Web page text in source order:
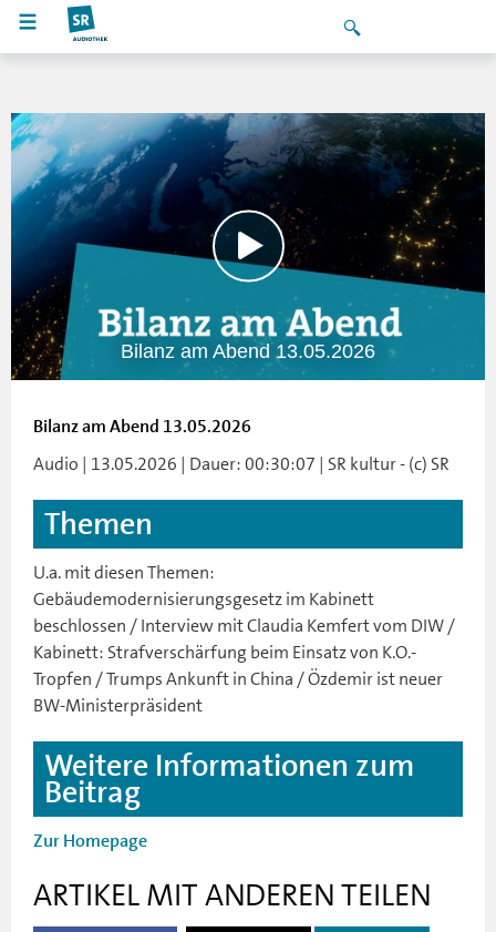
Bilanz am Abend 13.05.2026
Bilanz am Abend 13.05.2026
Audio | 13.05.2026 | Dauer: 00:30:07 | SR kultur - (c) SR
Themen
U.a. mit diesen Themen:
Gebäudemodernisierungsgesetz im Kabinett
beschlossen / Interview mit Claudia Kemfert vom DIW /
Kabinett: Strafverschärfung beim Einsatz von K.O.-
Tropfen / Trumps Ankunft in China / Özdemir ist neuer
BW-Ministerpräsident
Weitere Informationen zum
Beitrag
Zur Homepage
ARTIKEL MIT ANDEREN TEILEN